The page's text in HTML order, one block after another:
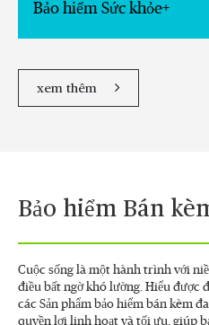
Bảo hiểm Sức khỏe+
xem thêm
Bảo hiểm Bán
Cuộc sống là một hành trình với
điều bất ngờ khó lường. Hiểu được
các Sản phẩm bảo hiểm bán kèm
quyền lợi linh hoạt và tối ưu, giúp